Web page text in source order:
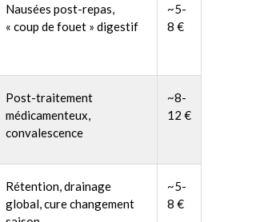
Nausées post-repas,
« coup de fouet » digestif
~5-
8 €
Post-traitement
médicamenteux,
convalescence
~8-
12 €
Rétention, drainage
global, cure changement
~5-
8 €